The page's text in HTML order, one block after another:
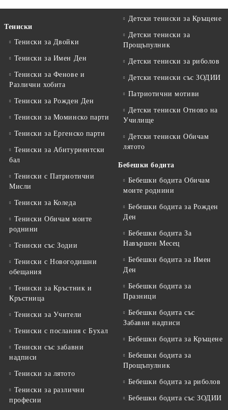
Тениски
Тениски за Двойки
Тениски за Имен Ден
Тениски за Фенове и
Различни хобита
Тениски за Рожден Ден
Тениски за Mоминско парти
Тениски за Eргенско парти
Тениски за Aбитуриентски
бал
Тениски с Патриотични
Мисли
Тениски за Коледа
Тениски Обичам моите
роднини
Тениски със Зодии
Тениски с Новогодишни
обещания
Тениски за Кръстник и
Кръстница
Тениски за Учители
Тениски с послания с Бухал
Тениски със забавни
надписи
Тениски за лятото
Тениски за различни
професии
Детски тениски за Кръщене
Детски тениски за
Прощъпулник
Детски тениски за риболов
Детски тениски със ЗОДИИ
Патриотични мотиви
Детски тениски Отново на
Училище
Детски тениски Обичам
лятото
Бебешки бодита
Бебешки бодита Обичам
моите роднини
Бебешки бодита за Рожден
Ден
Бебешки бодита За
Навършен Месец
Бебешки бодита за Имен
Ден
Бебешки бодита за
Празници
Бебешки бодита със
Забавни надписи
Бебешки бодита за Кръщене
Бебешки бодита за
Прощъпулник
Бебешки бодита за риболов
Бебешки бодита със ЗОДИИ